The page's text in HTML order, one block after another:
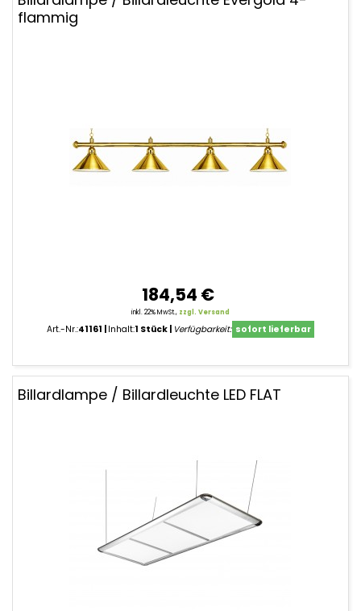
flammig
184,54 €
inkl. 22% MwSt., zzgl. Versand
Art.-Nr.:41161 Inhalt:1 Stück Verfügbarkeit: sofort lieferbar
Billardlampe / Billardleuchte LED FLAT